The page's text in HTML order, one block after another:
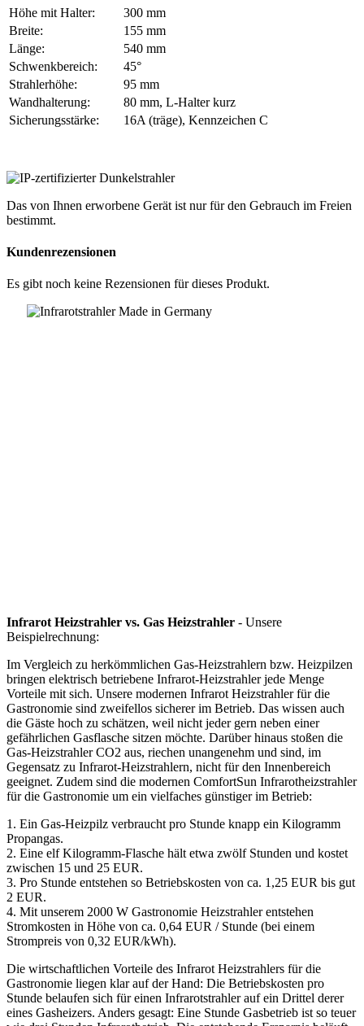
Höhe mit Halter:
300 mm
Breite:
155 mm
Länge:
540 mm
Schwenkbereich:
45°
Strahlerhöhe:
95 mm
Wandhalterung:
80 mm, L-Halter kurz
Sicherungsstärke:
16A (träge), Kennzeichen C
Das von Ihnen erworbene Gerät ist nur für den Gebrauch im Freien
bestimmt.
Kundenrezensionen
Es gibt noch keine Rezensionen für dieses Produkt.
Infrarot Heizstrahler vs. Gas Heizstrahler - Unsere
Beispielrechnung:
Im Vergleich zu herkömmlichen Gas-Heizstrahlern bzw. Heizpilzen
bringen elektrisch betriebene Infrarot-Heizstrahler jede Menge
Vorteile mit sich. Unsere modernen Infrarot Heizstrahler für die
Gastronomie sind zweifellos sicherer im Betrieb. Das wissen auch
die Gäste hoch zu schätzen, weil nicht jeder gern neben einer
gefährlichen Gasflasche sitzen möchte. Darüber hinaus stoßen die
Gas-Heizstrahler CO2 aus, riechen unangenehm und sind, im
Gegensatz zu Infrarot-Heizstrahlern, nicht für den Innenbereich
geeignet. Zudem sind die modernen ComfortSun Infrarotheizstrahler
für die Gastronomie um ein vielfaches günstiger im Betrieb:
1. Ein Gas-Heizpilz verbraucht pro Stunde knapp ein Kilogramm
Propangas.
2. Eine elf Kilogramm-Flasche hält etwa zwölf Stunden und kostet
zwischen 15 und 25 EUR.
3. Pro Stunde entstehen so Betriebskosten von ca. 1,25 EUR bis gut
2 EUR.
4. Mit unserem 2000 W Gastronomie Heizstrahler entstehen
Stromkosten in Höhe von ca. 0,64 EUR / Stunde (bei einem
Strompreis von 0,32 EUR/kWh).
Die wirtschaftlichen Vorteile des Infrarot Heizstrahlers für die
Gastronomie liegen klar auf der Hand: Die Betriebskosten pro
Stunde belaufen sich für einen Infrarotstrahler auf ein Drittel derer
eines Gasheizers. Anders gesagt: Eine Stunde Gasbetrieb ist so teuer